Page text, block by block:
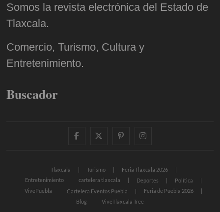
Somos la revista electrónica del Estado de
Tlaxcala.
Comercio, Turismo, Cultura y
Entretenimiento.
Buscador
facebooktwitter
pinterestinstagram
Tlaxcala Turismo
Feria Tlaxcala 2026
Entretenimiento
cartelera tlaxcala Deportes
Política
VivePuebla
Cartelera Eventos Puebla
Feria de Puebla 2026
Blog
ViveTlaxcala Tree